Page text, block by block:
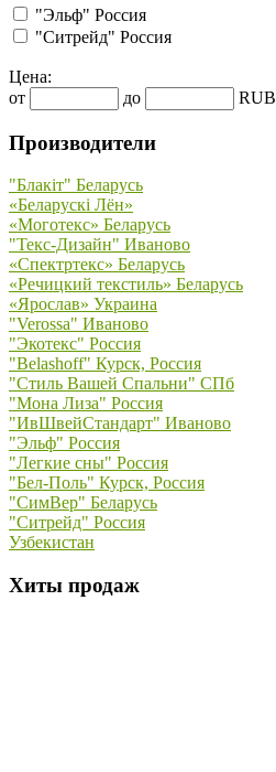
"Эльф" Россия
"Ситрейд" Россия
Цена:
от
до RUB
Производители
"Блакiт" Беларусь
«Беларускi Лён»
«Моготекс» Беларусь
"Текс-Дизайн" Иваново
«Спектртекс» Беларусь
«Речицкий текстиль» Беларусь
«Ярослав» Украина
"Verossa" Иваново
"Экотекс" Россия
"Belashoff" Курск, Россия
"Стиль Вашей Спальни" СПб
"Мона Лиза" Россия
"ИвШвейСтандарт" Иваново
"Эльф" Россия
"Легкие сны" Россия
"Бел-Поль" Курск, Россия
"СимВер" Беларусь
"Ситрейд" Россия
Узбекистан
Хиты продаж